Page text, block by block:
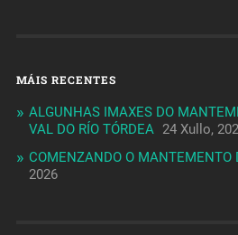
MÁIS RECENTES
ALGUNHAS IMAXES DO
VAL DO RÍO TÓRDEA 24 Xullo,
COMENZANDO O MANTEMENTO
2026